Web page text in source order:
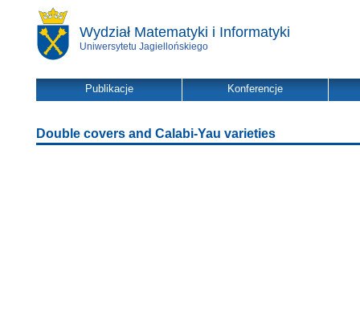
Wydział Matematyki i Informatyki
Uniwersytetu Jagiellońskiego
Publikacje Konferencje
Double covers and Calabi-Yau varieties